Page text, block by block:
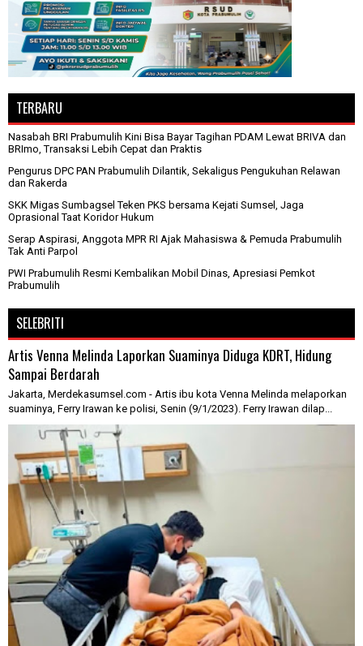
TERBARU
Nasabah BRI Prabumulih Kini Bisa Bayar Tagihan PDAM Lewat BRIVA dan
BRImo, Transaksi Lebih Cepat dan Praktis
Pengurus DPC PAN Prabumulih Dilantik, Sekaligus Pengukuhan Relawan
dan Rakerda
SKK Migas Sumbagsel Teken PKS bersama Kejati Sumsel, Jaga
Oprasional Taat Koridor Hukum
Serap Aspirasi, Anggota MPR RI Ajak Mahasiswa & Pemuda Prabumulih
Tak Anti Parpol
PWI Prabumulih Resmi Kembalikan Mobil Dinas, Apresiasi Pemkot
Prabumulih
SELEBRITI
Artis Venna Melinda Laporkan Suaminya Diduga KDRT, Hidung
Sampai Berdarah
Jakarta, Merdekasumsel.com - Artis ibu kota Venna Melinda melaporkan
suaminya, Ferry Irawan ke polisi, Senin (9/1/2023). Ferry Irawan dilap...